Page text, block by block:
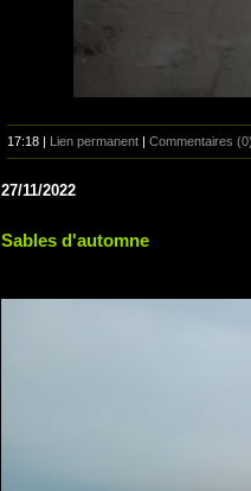
17:18 | Lien permanent Commentaires
27/11/2022
Sables d'automne